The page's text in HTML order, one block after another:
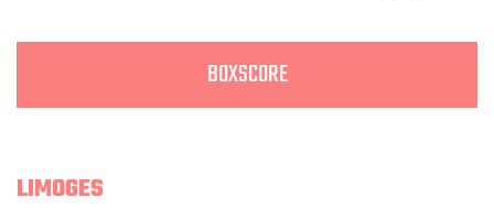
BOXSCORE
LIMOGES